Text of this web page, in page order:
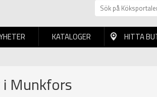
KATALOGER HITTA
Munkfors